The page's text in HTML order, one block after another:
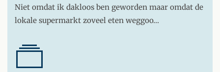
Niet omdat ik dakloos ben geworden maar omdat de
lokale supermarkt zoveel eten weggoo…